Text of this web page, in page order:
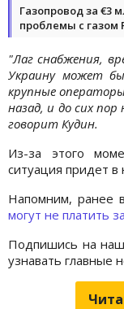
Газопровод за €3
проблемы с газом
"Лаг снабжения,
Украину может
крупные
назад, и до сих
говорит Кудин.
Из-за этого
ситуация придет в
Напомним, ранее
могут не платить
Подпишись на наш
узнавать главные